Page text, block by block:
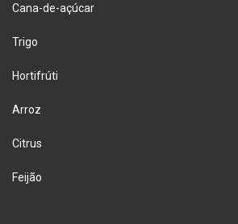
Cana-de-açúcar
Trigo
Hortifrúti
Arroz
Citrus
Feijão